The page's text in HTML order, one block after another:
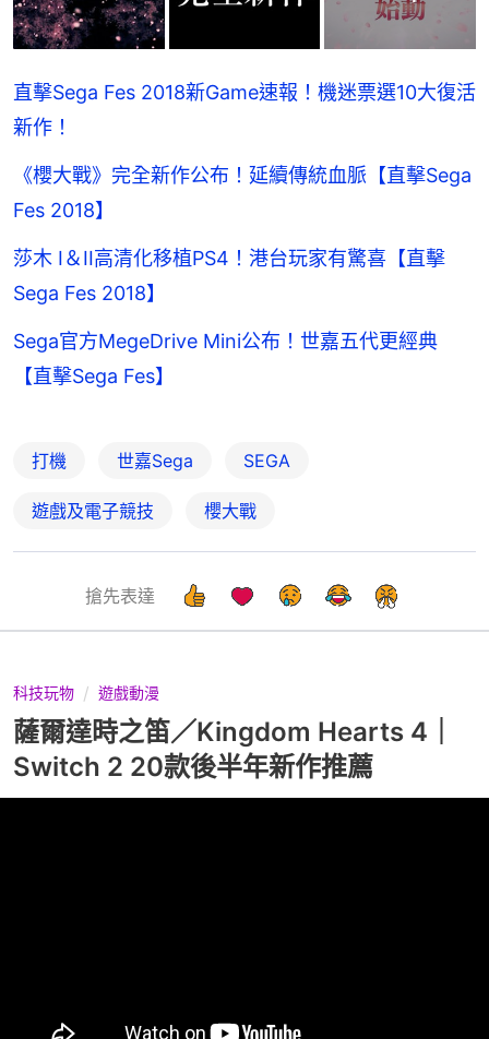
直擊Sega Fes 2018新Game速報！機迷票選10大復活
新作！
《櫻大戰》完全新作公布！延續傳統血脈【直擊Sega
Fes 2018】
莎木 I＆II高清化移植PS4！港台玩家有驚喜【直擊
Sega Fes 2018】
Sega官方MegeDrive Mini公布！世嘉五代更經典
【直擊Sega Fes】
打機 世嘉Sega SEGA
遊戲及電子競技 櫻大戰
搶先表達
科技玩物 遊戲動漫
薩爾達時之笛／Kingdom Hearts 4｜
Switch 2 20款後半年新作推薦